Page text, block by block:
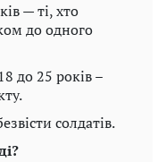
— ті, хто
до одного
до 25 років –
солдатів.